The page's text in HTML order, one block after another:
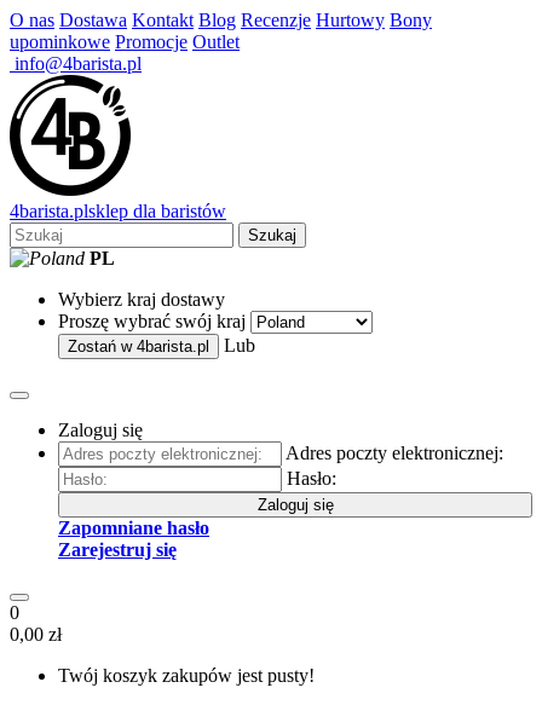
O nas Dostawa Kontakt Blog Recenzje Hurtowy Bony
upominkowe Promocje Outlet
info@4barista.pl
4barista.plsklep dla baristów
Szukaj
PL
Wybierz kraj dostawy
Proszę wybrać swój kraj
Zostań w 4barista.pl Lub
Zaloguj się
Adres poczty elektronicznej:
Hasło:
Zaloguj się
Zapomniane hasło
Zarejestruj się
0
0,00 zł
Twój koszyk zakupów jest pusty!